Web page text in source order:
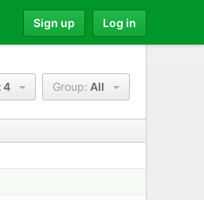
Sign up Log in
4 Group: All